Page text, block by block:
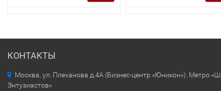
КОНТАКТЫ
Москва, ул. Плеханова д.4А (Бизнес-центр «Юникон»). Метро
Энтузиастов»